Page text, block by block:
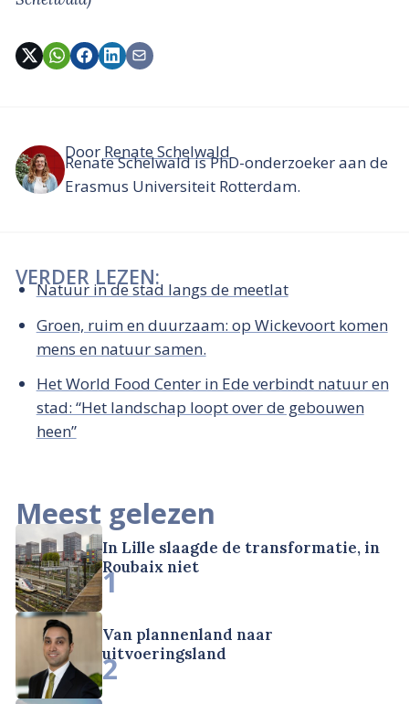
Door Renate Schelwald
Renate Schelwald is PhD-onderzoeker aan de
Erasmus Universiteit Rotterdam.
VERDER LEZEN:
Natuur in de stad langs de meetlat
Groen, ruim en duurzaam: op Wickevoort komen
mens en natuur samen.
Het World Food Center in Ede verbindt natuur en
stad: “Het landschap loopt over de gebouwen
heen”
Meest gelezen
In Lille slaagde de transformatie, in
Roubaix niet
1
Van plannenland naar
uitvoeringsland
2